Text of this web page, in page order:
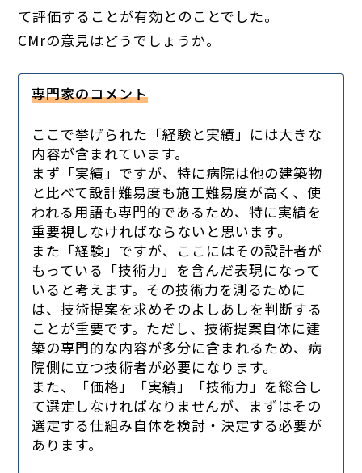
て評価することが有効とのことでした。
CMrの意見はどうでしょうか。
専門家のコメント
ここで挙げられた「経験と実績」には大きな
内容が含まれています。
まず「実績」ですが、特に病院は他の建築物
と比べて設計難易度も施工難易度が高く、使
われる用語も専門的であるため、特に実績を
重要視しなければならないと思います。
また「経験」ですが、ここにはその設計者が
もっている「技術力」を含んだ表現になって
いると考えます。その技術力を測るために
は、技術提案を求めそのよしあしを判断する
ことが重要です。ただし、技術提案自体に建
築の専門的な内容が多分に含まれるため、病
院側に立つ技術者が必要になります。
また、「価格」「実績」「技術力」を総合し
て選定しなければなりませんが、まずはその
選定する仕組み自体を検討・決定する必要が
あります。